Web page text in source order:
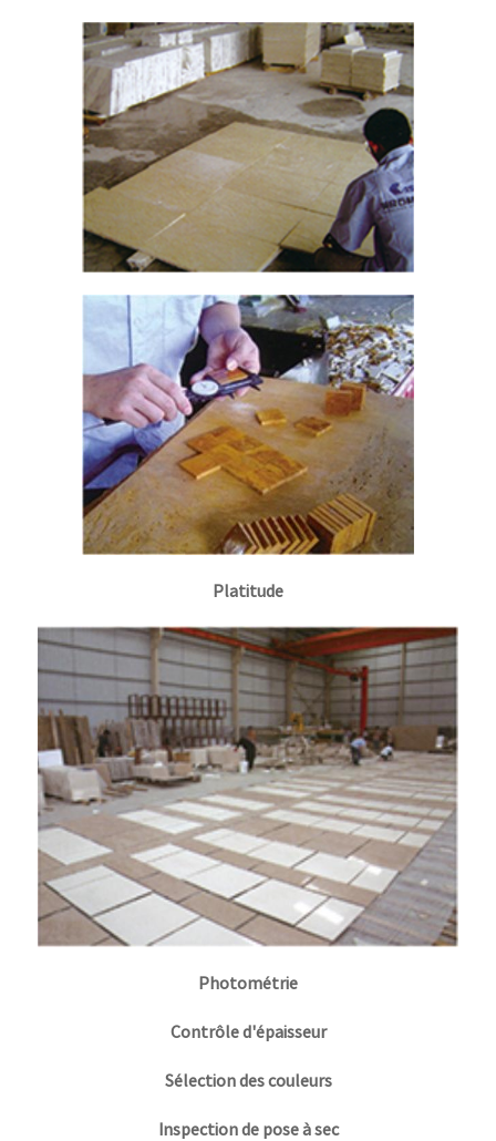
Platitude
Photométrie
Contrôle d'épaisseur
Sélection des couleurs
Inspection de pose à sec